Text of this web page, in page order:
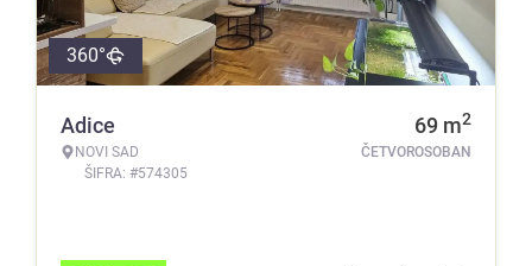
360°
Adice
NOVI SAD
ŠIFRA: #574305
69 m2
ČETVOROSOBAN